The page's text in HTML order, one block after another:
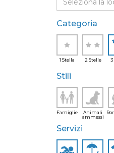
Categoria
1 Stella 2 Stelle 3
Stili
Famiglie
Animali
ammessi
Servizi